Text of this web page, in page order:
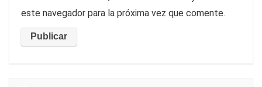
este navegador para la próxima vez que comente.